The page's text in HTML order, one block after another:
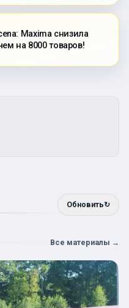
Maxima снизила
на 8000 товаров!
Обновить↻
Все материалы →